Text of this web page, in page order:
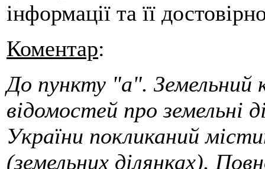
інформації та її
Коментар:
До пункту "а". Земельний
відомостей про земельні
України покликаний
(земельних ділянках).